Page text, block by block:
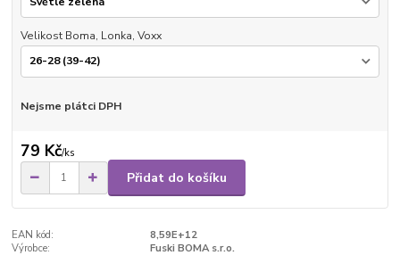
Velikost Boma, Lonka, Voxx
Nejsme plátci DPH
79 Kč/ks
Přidat do košíku
EAN kód:
8,59E+12
Výrobce:
Fuski BOMA s.r.o.